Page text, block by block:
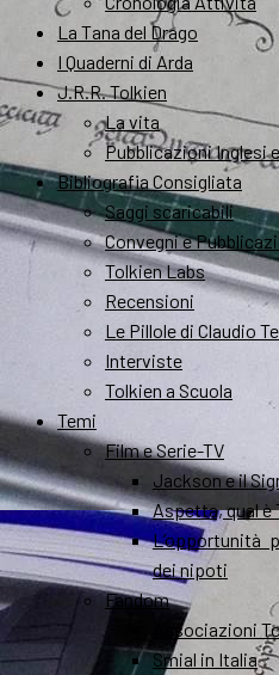
La Tana del Drago
I Quaderni di Arda
J.R.R. Tolkien
La vita
Pubblicazioni Inglesi
Bibliografia Consigliata
Saggi scaricabili
Convegni e
Tolkien Labs
Recensioni
Le Pillole di Claudio
Interviste
Tolkien a Scuola
Temi
Film e Serie-TV
Jackson e il
Aspetta, qual è
L’opportunità
dei nipoti
Fandom
Associazioni
Smial in Italia